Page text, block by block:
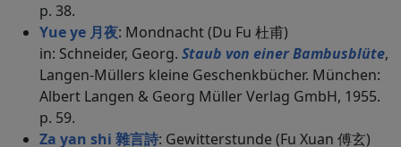
p. 38.
Yue ye 月夜: Mondnacht (Du Fu 杜甫)
in: Schneider, Georg. Staub von einer Bambusblüte,
Langen-Müllers kleine Geschenkbücher. München:
Albert Langen & Georg Müller Verlag GmbH, 1955.
p. 59.
Za yan shi 雜言詩: Gewitterstunde (Fu Xuan 傅玄)